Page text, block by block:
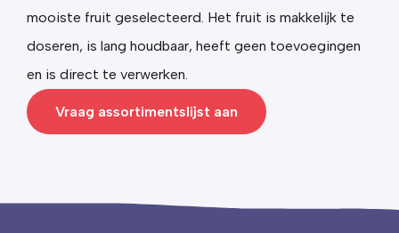
mooiste fruit geselecteerd. Het fruit is makkelijk te
doseren, is lang houdbaar, heeft geen toevoegingen
en is direct te verwerken.
Vraag assortimentslijst aan